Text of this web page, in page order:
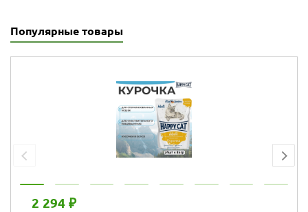
Популярные товары
2 294 ₽